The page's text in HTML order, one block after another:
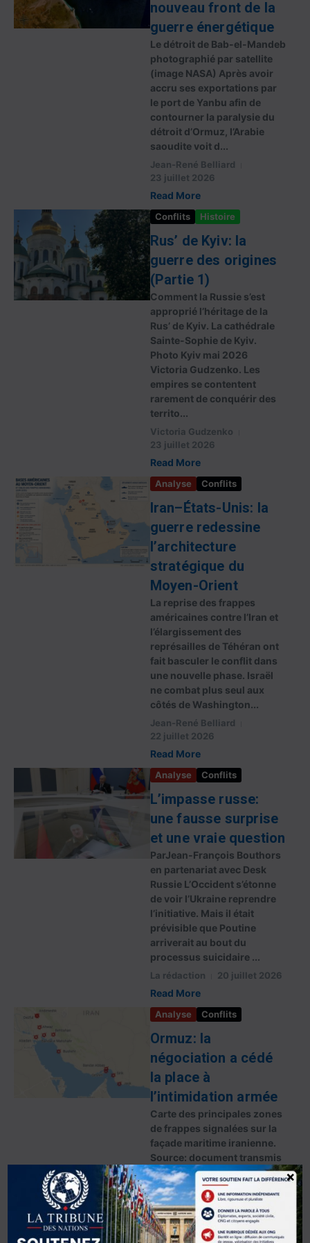
nouveau front de la
guerre énergétique
Le détroit de Bab-el-Mandeb
photographié par satellite
(image NASA) Après avoir
accru ses exportations par
le port de Yanbu afin de
contourner la paralysie du
détroit d’Ormuz, l’Arabie
saoudite voit d...
Jean-René Belliard
23 juillet 2026
Read More
Conflits Histoire
Rus’ de Kyiv: la
guerre des origines
(Partie 1)
Comment la Russie s’est
approprié l’héritage de la
Rus’ de Kyiv. La cathédrale
Sainte-Sophie de Kyiv.
Photo Kyiv mai 2026
Victoria Gudzenko. Les
empires se contentent
rarement de conquérir des
territo...
Victoria Gudzenko
23 juillet 2026
Read More
Analyse Conflits
Iran–États-Unis: la
guerre redessine
l’architecture
stratégique du
Moyen-Orient
La reprise des frappes
américaines contre l’Iran et
l’élargissement des
représailles de Téhéran ont
fait basculer le conflit dans
une nouvelle phase. Israël
ne combat plus seul aux
côtés de Washington...
Jean-René Belliard
22 juillet 2026
Read More
Analyse Conflits
L’impasse russe:
une fausse surprise
et une vraie question
ParJean-François Bouthors
en partenariat avec Desk
Russie L’Occident s’étonne
de voir l’Ukraine reprendre
l’initiative. Mais il était
prévisible que Poutine
arriverait au bout du
processus suicidaire ...
La rédaction 20 juillet 2026
Read More
Analyse Conflits
Ormuz: la
négociation a cédé
la place à
l’intimidation armée
Carte des principales zones
de frappes signalées sur la
façade maritime iranienne.
Source: document transmis
par l’auteur. La reprise des
frappes américaines contre
les capacités militaires
iraniennes...
Jean-René Belliard
×